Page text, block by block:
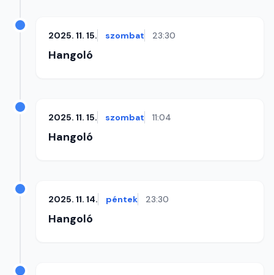
2025. 11. 15. szombat 23:30
Hangoló
2025. 11. 15. szombat 11:04
Hangoló
2025. 11. 14. péntek 23:30
Hangoló